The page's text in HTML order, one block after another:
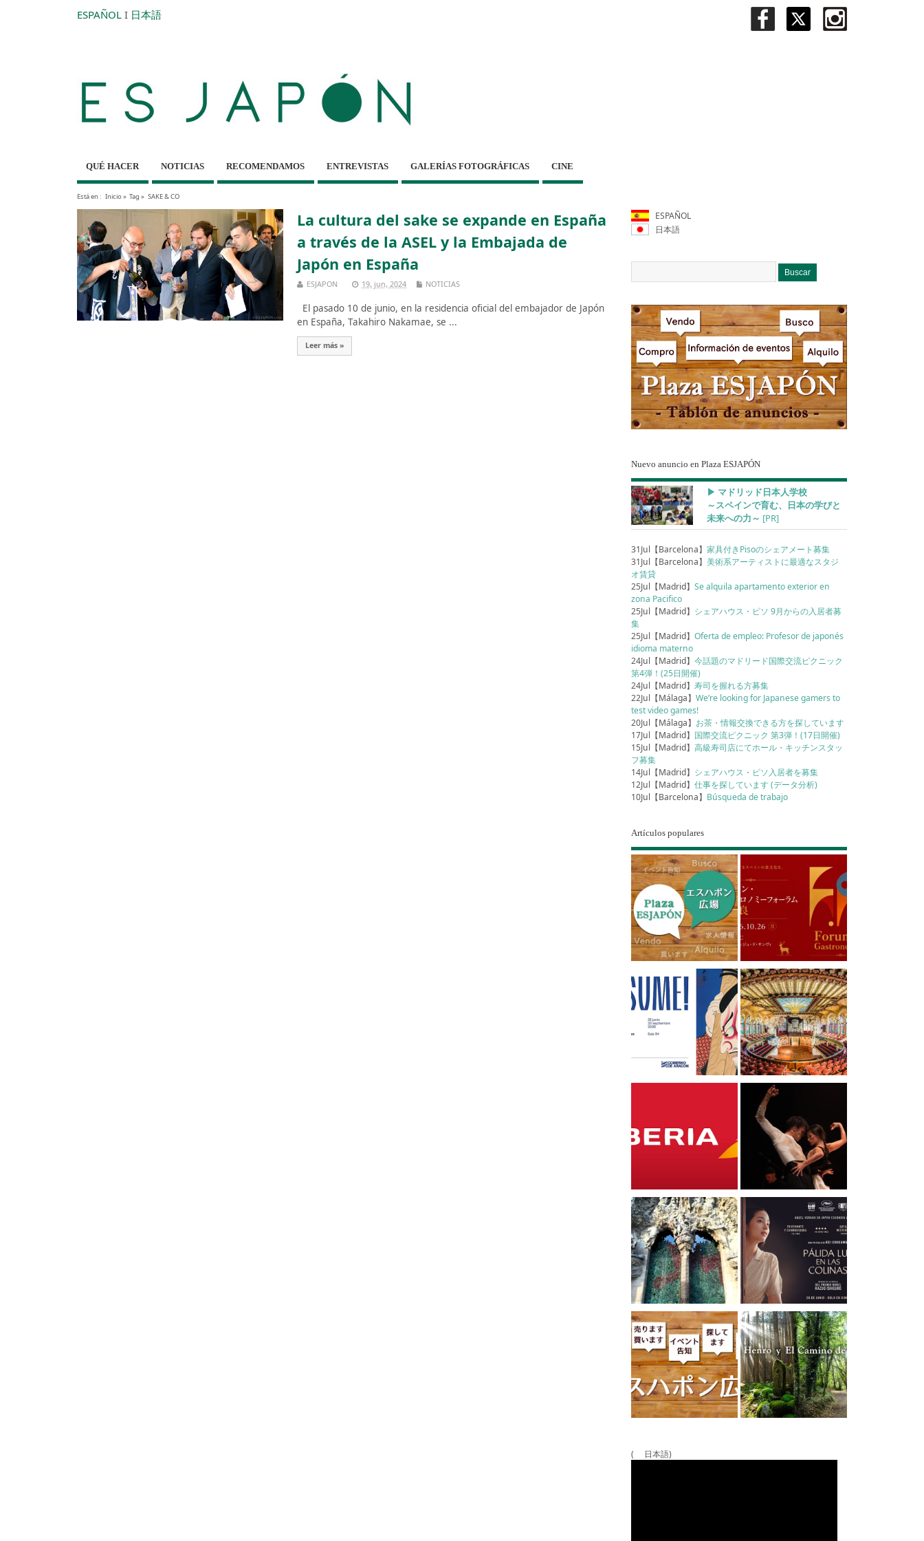
ESPAÑOL I 日本語
QUÉ HACER NOTICIAS RECOMENDAMOS ENTREVISTAS GALERÍAS FOTOGRÁFICAS CINE
Está en : Inicio» Tag » SAKE & CO
La cultura del sake se expande en España
a través de la ASEL y la Embajada de
Japón en España
ESJAPON 19, jun, 2024 NOTICIAS
El pasado 10 de junio, en la residencia oficial del embajador de Japón
en España, Takahiro Nakamae, se ...
Leer más »
ESPAÑOL
日本語
Nuevo anuncio en Plaza ESJAPÓN
▶︎ マドリッド日本人学校
～スペインで育む、日本の学びと
未来への力～ [PR]
31Jul【Barcelona】家具付きPisoのシェアメート募集
31Jul【Barcelona】美術系アーティストに最適なスタジ
オ賃貸
25Jul【Madrid】Se alquila apartamento exterior en
zona Pacifico
25Jul【Madrid】 シェアハウス・ピソ 9月からの入居者募
集
25Jul【Madrid】Oferta de empleo: Profesor de japonés
idioma materno
24Jul【Madrid】今話題のマドリード国際交流ピクニック
第4弾！(25日開催)
24Jul【Madrid】寿司を握れる方募集
22Jul【Málaga】We’re looking for Japanese gamers to
test video games!
20Jul【Málaga】 お茶・情報交換できる方を探しています
17Jul【Madrid】 国際交流ピクニック 第3弾！(17日開催)
15Jul【Madrid】高級寿司店にてホール・キッチンスタッ
フ募集
14Jul【Madrid】 シェアハウス・ピソ入居者を募集
12Jul【Madrid】仕事を探しています (データ分析)
10Jul【Barcelona】 Búsqueda de trabajo
Artículos populares
( 日本語)